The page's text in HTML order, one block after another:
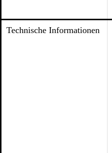
Technische Informationen